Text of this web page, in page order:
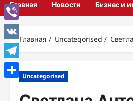
Главная Новости Бизнес и
Главная Uncategorised
Uncategorised
WhatsApp
Viber
VK
Telegram